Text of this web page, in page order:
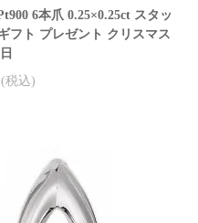
6本爪 0.25×0.25ct スタッ
フト プレゼント クリスマス
税込)